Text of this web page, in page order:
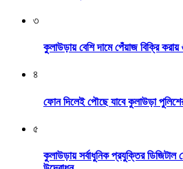
৩
কুলাউড়ায় বেশি দামে পেঁয়াজ বিক্রি করায়
৪
ফোন দিলেই পৌছে যাবে কুলাউড়া পুলিশের
৫
কুলাউড়ায় সর্বাধুনিক প্রযুক্তির ডিজিটাল